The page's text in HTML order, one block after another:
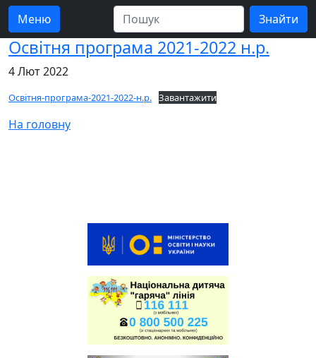
Меню
Освітня програма 2021-2022 н.р.
4 Лют 2022
Освітня-програма-2021-2022-н.р. Завантажити
На головну